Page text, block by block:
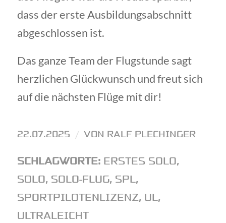
dass der erste Ausbildungsabschnitt
abgeschlossen ist.
Das ganze Team der Flugstunde sagt
herzlichen Glückwunsch und freut sich
auf die nächsten Flüge mit dir!
22.07.2025 / VON RALF PLECHINGER
SCHLAGWORTE: ERSTES SOLO,
SOLO, SOLO-FLUG, SPL,
SPORTPILOTENLIZENZ, UL,
ULTRALEICHT